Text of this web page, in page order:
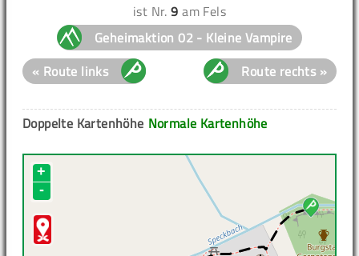
ist Nr.9 am Fels
Geheimaktion 02 - Kleine Vampire
« Route links
Route rechts »
Normale Kartenhöhe
Doppelte Kartenhöhe
+
-